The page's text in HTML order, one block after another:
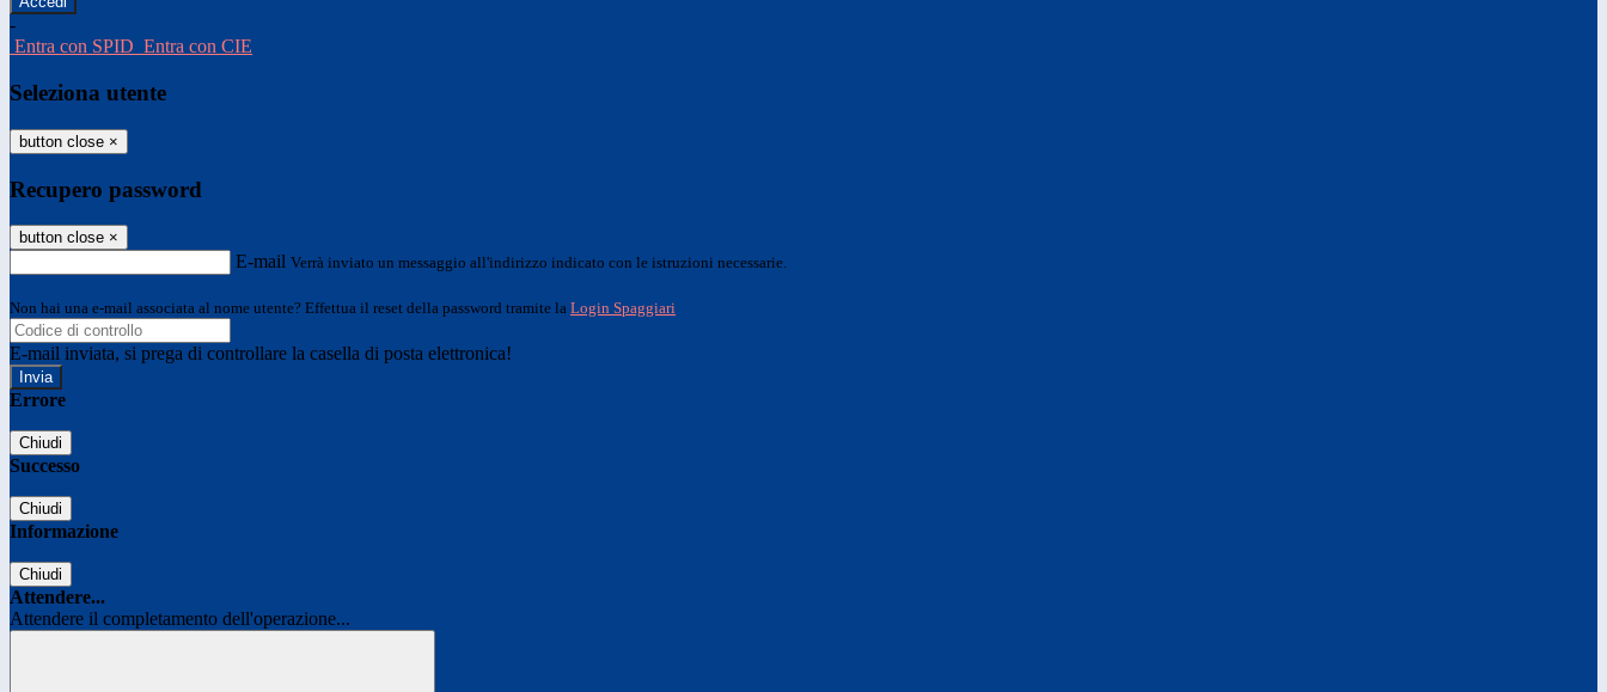
-
Entra con SPID Entra con CIE
Seleziona utente
button close ×
Recupero password
button close ×
E-mail Verrà inviato un messaggio all'indirizzo indicato con le istruzioni necessarie.
Non hai una e-mail associata al nome utente? Effettua il reset della password tramite la Login Spaggiari
E-mail inviata, si prega di controllare la casella di posta elettronica!
Errore
Chiudi
Successo
Chiudi
Informazione
Chiudi
Attendere...
Attendere il completamento dell'operazione...